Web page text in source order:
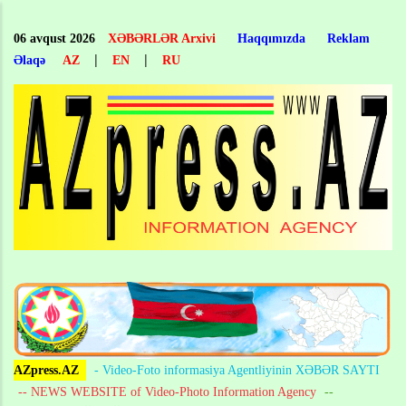
main
content
06 avqust 2026 XƏBƏRLƏR Arxivi Haqqımızda
Reklam
Əlaqə
AZ | EN | RU
AZpress.AZ
- Video-Foto informasiya Agentliyinin XƏBƏR SAYTI
-- NEWS WEBSITE of Video-Photo Information Agency --